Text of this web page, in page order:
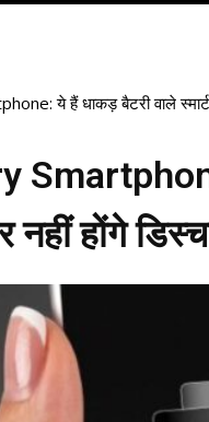
ये हैं धाकड़ बैटरी वाले
होंगे